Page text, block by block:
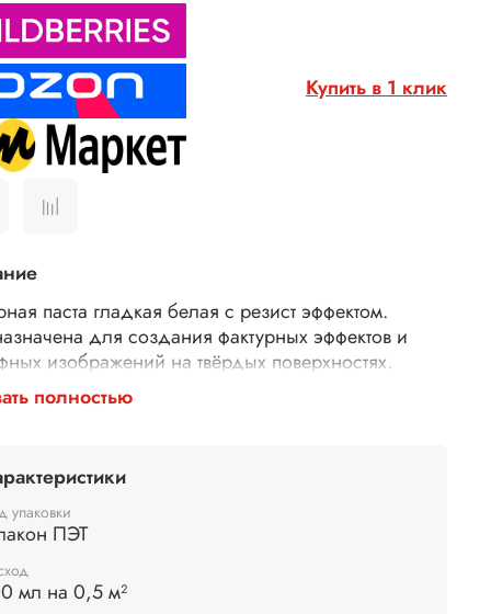
Купить в 1 клик
паста гладкая белая с резист эффектом.
для создания фактурных эффектов и
изображений на твёрдых поверхностях.
рельефная паста имеет гладкую и
поверхность с эффектом сопротивления
Паста отлично смешивается со всеми
красками, акриловыми, акварелью,
Время высыхания 2-3 часа.
добавки.
полностью
упаковки
ПЭТ
мл на 0,5 м²